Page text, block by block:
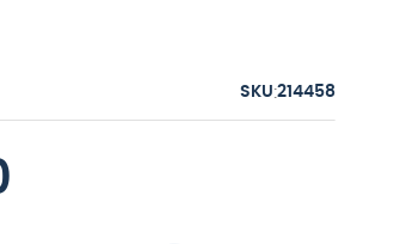
:214458